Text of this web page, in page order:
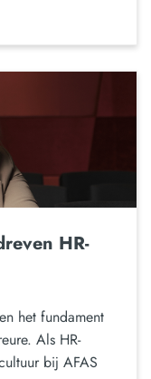
HR-
het fundament
Als HR-
bij AFAS